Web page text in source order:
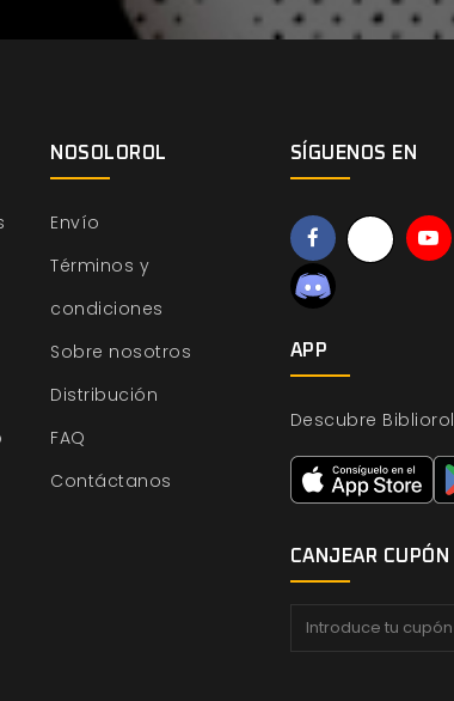
NOSOLOROL
Envío
Términos y
condiciones
Sobre nosotros
Distribución
FAQ
Contáctanos
SÍGUENOS EN
APP
Descubre Bibliorol
CANJEAR CUPÓN